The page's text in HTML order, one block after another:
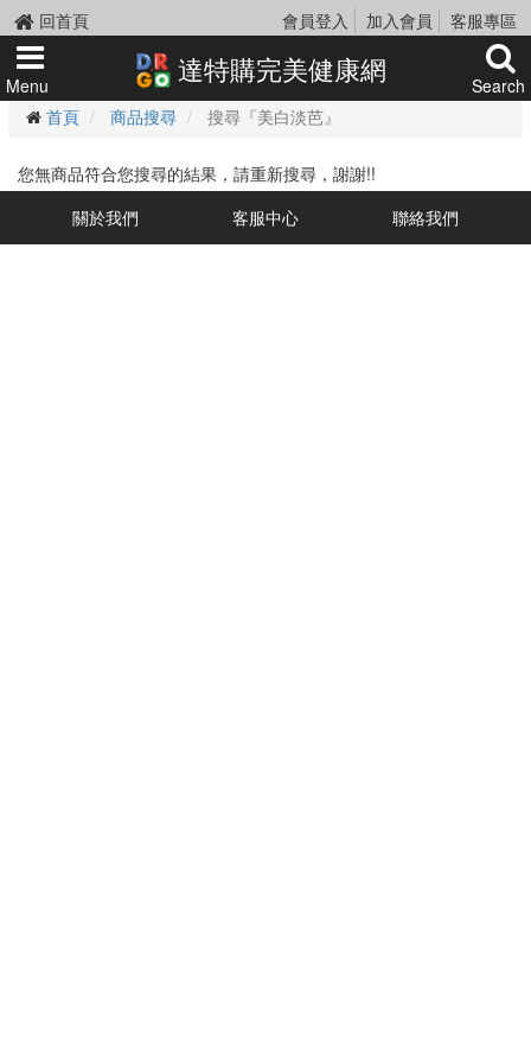
回首頁 會員登入 加入會員 客服專區
Menu 達特購完美健康網
Search
首頁
商品搜尋 搜尋『美白淡芭』
您無商品符合您搜尋的結果，請重新搜尋，謝謝!!
關於我們
客服中心 聯絡我們